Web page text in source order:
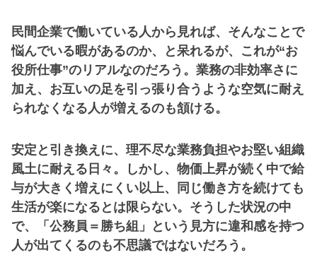
民間企業で働いている人から見れば、そんなことで
悩んでいる暇があるのか、と呆れるが、これが“お
役所仕事”のリアルなのだろう。業務の非効率さに
加え、お互いの足を引っ張り合うような空気に耐え
られなくなる人が増えるのも頷ける。
安定と引き換えに、理不尽な業務負担やお堅い組織
風土に耐える日々。しかし、物価上昇が続く中で給
与が大きく増えにくい以上、同じ働き方を続けても
生活が楽になるとは限らない。そうした状況の中
で、「公務員＝勝ち組」という見方に違和感を持つ
人が出てくるのも不思議ではないだろう。